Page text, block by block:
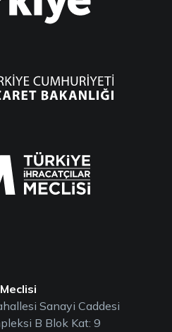
Sanayi Caddesi
B Blok Kat: 9